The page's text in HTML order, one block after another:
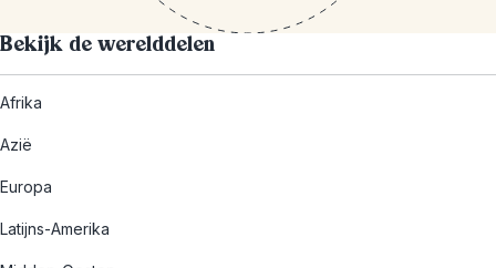
Bekijk de werelddelen
Afrika
Azië
Europa
Latijns-Amerika